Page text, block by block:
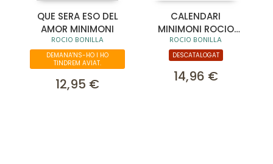
QUE SERA ESO DEL
AMOR MINIMONI
ROCIO BONILLA
DEMANA'NS-HO I HO
TINDREM AVIAT.
12,95 €
CALENDARI
MINIMONI ROCIO
BONILLA 2023
ROCIO BONILLA
DESCATALOGAT
14,96 €